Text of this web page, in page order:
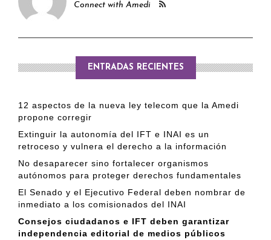
Connect with Amedi
ENTRADAS RECIENTES
12 aspectos de la nueva ley telecom que la Amedi
propone corregir
Extinguir la autonomía del IFT e INAI es un
retroceso y vulnera el derecho a la información
No desaparecer sino fortalecer organismos
autónomos para proteger derechos fundamentales
El Senado y el Ejecutivo Federal deben nombrar de
inmediato a los comisionados del INAI
Consejos ciudadanos e IFT deben garantizar
independencia editorial de medios públicos